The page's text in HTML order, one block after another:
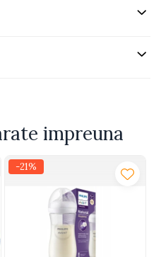
in acel moment.
si mai interesanta, iar
coordonarea, reflexele,
impreuna
-21%